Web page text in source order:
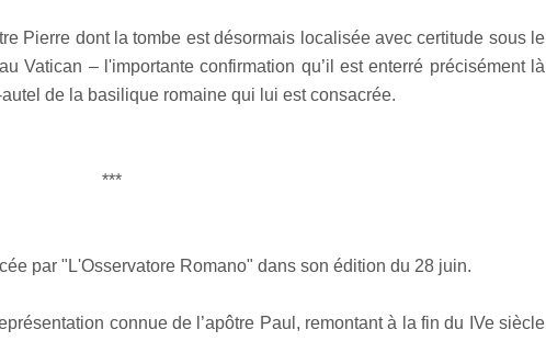
Pierre dont la tombe est désormais localisée avec certitude sous le
Vatican – l'importante confirmation qu’il est enterré précisément là
de la basilique romaine qui lui est consacrée.
***
par "L'Osservatore Romano" dans son édition du 28 juin.
connue de l’apôtre Paul, remontant à la fin du IVe siècle